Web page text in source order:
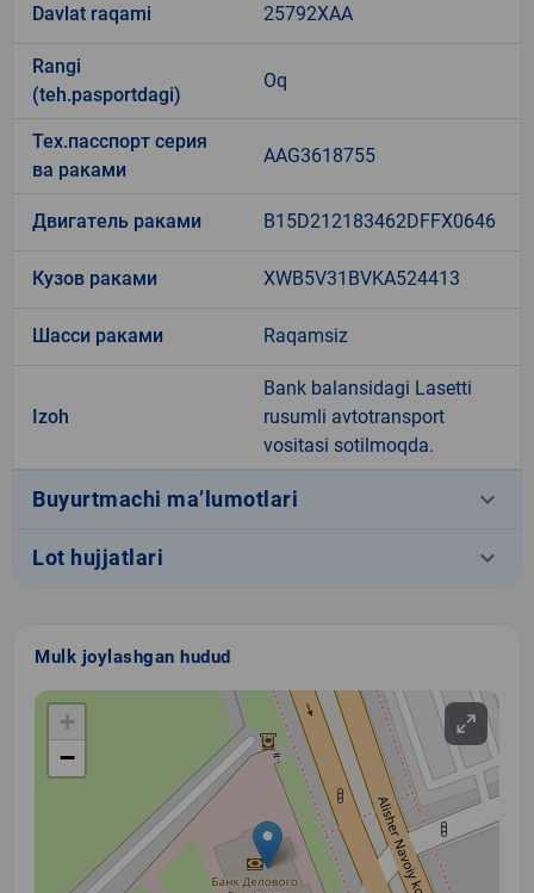
Davlat raqami 25792XAA
Rangi
(teh.pasportdagi)
Oq
Тех.пасспорт серия
ва раками
AAG3618755
Двигатель раками B15D212183462DFFX0646
Кузов раками XWB5V31BVKA524413
Шасси раками Raqamsiz
Izoh
Bank balansidagi Lasetti
rusumli avtotransport
vositasi sotilmoqda.
Buyurtmachi ma’lumotlari keyboard_arrow_down
Lot hujjatlari keyboard_arrow_down
Mulk joylashgan hudud
+
−